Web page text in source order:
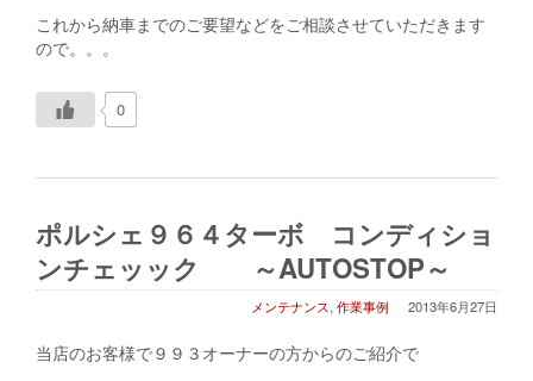
これから納車までのご要望などをご相談させていただきます
ので。。。
0
ポルシェ９６４ターボ コンディショ
ンチェッック ～AUTOSTOP～
2013年6月27日
メンテナンス, 作業事例
当店のお客様で９９３オーナーの方からのご紹介で